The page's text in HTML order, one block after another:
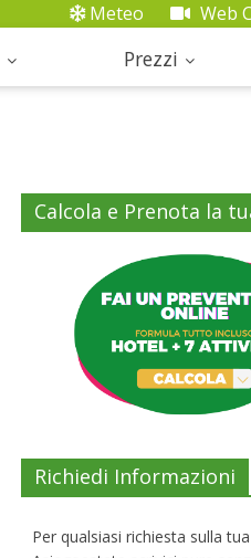
Meteo Web
Prezzi
Calcola e Prenota la
Richiedi Informazioni
Per qualsiasi richiesta sulla